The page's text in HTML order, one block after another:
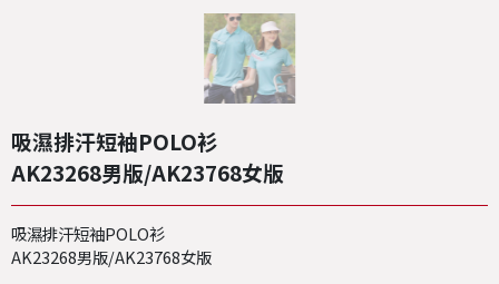
吸濕排汗短袖POLO衫
AK23268男版/AK23768女版
吸濕排汗短袖POLO衫
AK23268男版/AK23768女版